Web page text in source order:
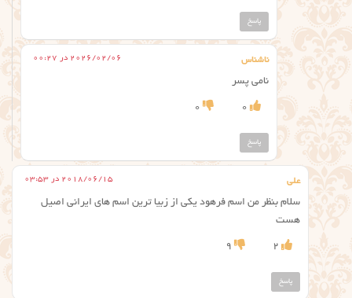
پاسخ
ناشناس 2026/02/06 در 00:27
نامی پسر
0
0
پاسخ
علی 2018/06/15 در 03:53
سلام بنظر من اسم فرهود یکی از زبیا ترین اسم های ایرانی اصیل
هست
2
9
پاسخ